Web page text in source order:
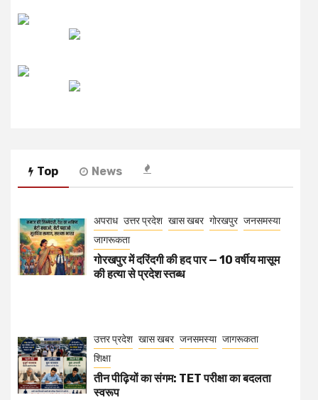
Top News
अपराध उत्तर प्रदेश खास खबर गोरखपुर जनसमस्या
जागरूकता
गोरखपुर में दरिंदगी की हद पार — 10 वर्षीय मासूम
की हत्या से प्रदेश स्तब्ध
उत्तर प्रदेश खास खबर जनसमस्या जागरूकता
शिक्षा
तीन पीढ़ियों का संगम: TET परीक्षा का बदलता
स्वरूप